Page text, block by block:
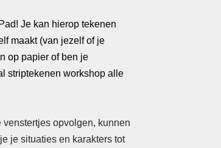
Je kan hierop tekenen
maakt (van jezelf of je
op papier of ben je
striptekenen workshop alle
opvolgen, kunnen
je situaties en karakters tot